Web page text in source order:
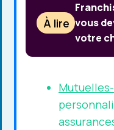
À lire vous
votre